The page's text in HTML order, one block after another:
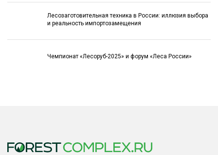
Лесозаготовительная техника в России: иллюзия выбора
и реальность импортозамещения
Чемпионат «Лесоруб-2025» и форум «Леса России»